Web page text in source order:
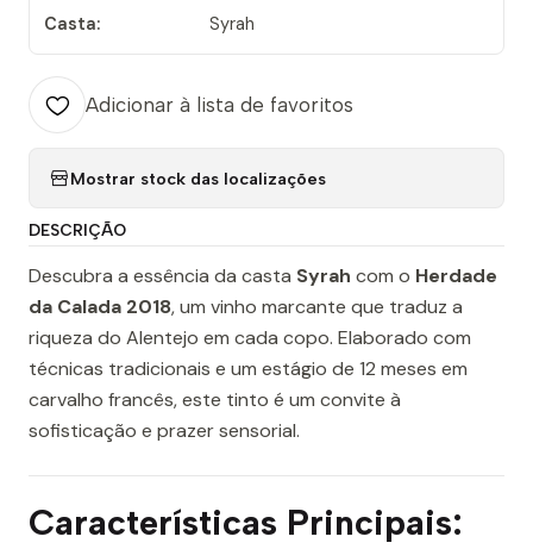
Casta: Syrah
Adicionar à lista de favoritos
Mostrar stock das localizações
DESCRIÇÃO
Descubra a essência da casta Syrah com o Herdade
da Calada 2018, um vinho marcante que traduz a
riqueza do Alentejo em cada copo. Elaborado com
técnicas tradicionais e um estágio de 12 meses em
carvalho francês, este tinto é um convite à
sofisticação e prazer sensorial.
Características Principais: